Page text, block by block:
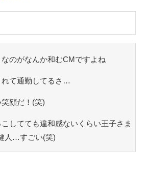
のがなんか和むCMですよね
て通勤してるさ…
顔だ！(笑)
してても違和感ないくらい王子さま
人…すごい(笑)